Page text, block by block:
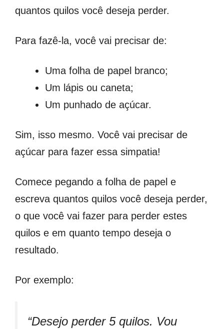
quantos quilos você deseja perder.
Para fazê-la, você vai precisar de:
Uma folha de papel branco;
Um lápis ou caneta;
Um punhado de açúcar.
Sim, isso mesmo. Você vai precisar de
açúcar para fazer essa simpatia!
Comece pegando a folha de papel e
escreva quantos quilos você deseja perder,
o que você vai fazer para perder estes
quilos e em quanto tempo deseja o
resultado.
Por exemplo:
“Desejo perder 5 quilos. Vou